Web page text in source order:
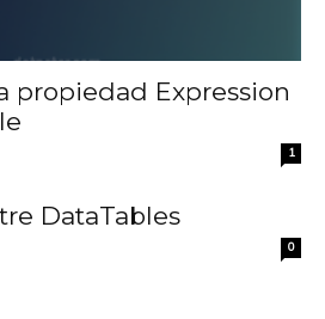
propiedad Expression
1
DataTables
0